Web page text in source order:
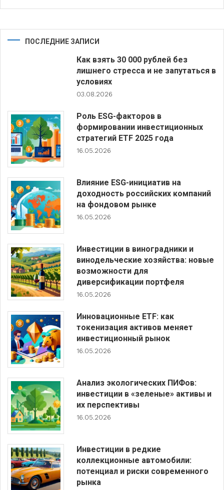
ПОСЛЕДНИЕ ЗАПИСИ
Как взять 30 000 рублей без
лишнего стресса и не запутаться в
условиях
03.08.2026
Роль ESG-факторов в
формировании инвестиционных
стратегий ETF 2025 года
16.05.2026
Влияние ESG-инициатив на
доходность российских компаний
на фондовом рынке
16.05.2026
Инвестиции в виноградники и
винодельческие хозяйства: новые
возможности для
диверсификации портфеля
16.05.2026
Инновационные ETF: как
токенизация активов меняет
инвестиционный рынок
16.05.2026
Анализ экологических ПИФов:
инвестиции в «зеленые» активы и
их перспективы
16.05.2026
Инвестиции в редкие
коллекционные автомобили:
потенциал и риски современного
рынка